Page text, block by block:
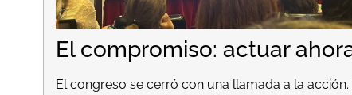
El compromiso: actuar
El congreso se cerró con una llamada a la